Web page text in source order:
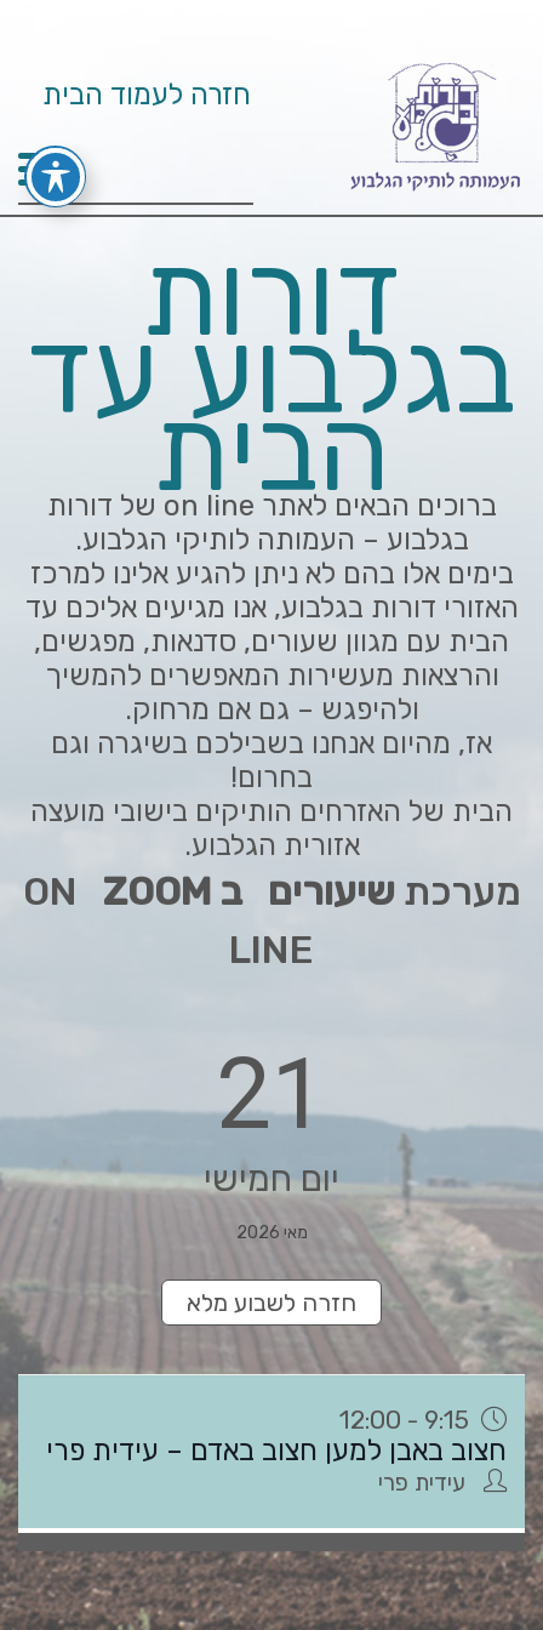
חזרה לעמוד הבית
דורות
בגלבוע עד
הביתברוכים הבאים לאתר on line של דורות
בגלבוע – העמותה לותיקי הגלבוע.
בימים אלו בהם לא ניתן להגיע אלינו למרכז
האזורי דורות בגלבוע, אנו מגיעים אליכם עד
הבית עם מגוון שעורים, סדנאות, מפגשים,
והרצאות מעשירות המאפשרים להמשיך
ולהיפגש – גם אם מרחוק.
אז, מהיום אנחנו בשבילכם בשיגרה וגם
בחרום!
הבית של האזרחים הותיקים בישובי מועצה
אזורית הגלבוע.
מערכת שיעורים ב ZOOM
ON
LINE
21
יום חמישי
מאי 2026
חזרה לשבוע מלא
9:15 - 12:00
חצוב באבן למען חצוב באדם – עידית פרי
עידית פרי